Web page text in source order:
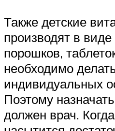
Также детские
производят в виде
порошков,
необходимо
индивидуальных
Поэтому
должен врач.